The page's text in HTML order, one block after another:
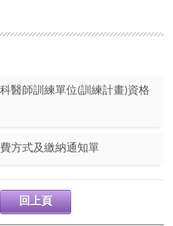
醫師訓練單位(訓練計畫)資格
方式及繳納通知單
回上頁